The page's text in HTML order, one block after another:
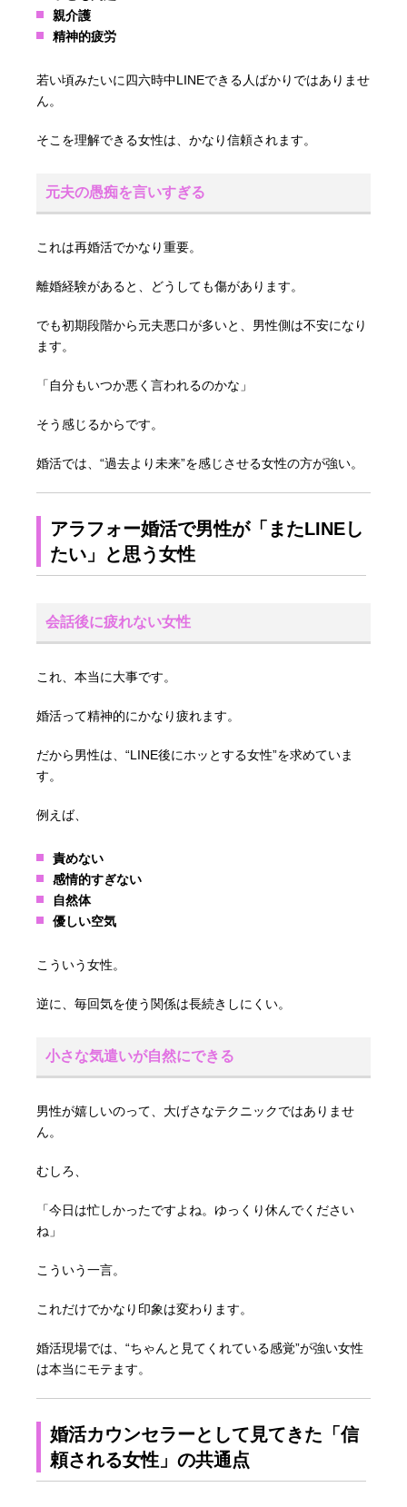
親介護
精神的疲労
若い頃みたいに四六時中LINEできる人ばかりではありませ
ん。
そこを理解できる女性は、かなり信頼されます。
元夫の愚痴を言いすぎる
これは再婚活でかなり重要。
離婚経験があると、どうしても傷があります。
でも初期段階から元夫悪口が多いと、男性側は不安になり
ます。
「自分もいつか悪く言われるのかな」
そう感じるからです。
婚活では、“過去より未来”を感じさせる女性の方が強い。
アラフォー婚活で男性が「またLINEし
たい」と思う女性
会話後に疲れない女性
これ、本当に大事です。
婚活って精神的にかなり疲れます。
だから男性は、“LINE後にホッとする女性”を求めていま
す。
例えば、
責めない
感情的すぎない
自然体
優しい空気
こういう女性。
逆に、毎回気を使う関係は長続きしにくい。
小さな気遣いが自然にできる
男性が嬉しいのって、大げさなテクニックではありませ
ん。
むしろ、
「今日は忙しかったですよね。ゆっくり休んでください
ね」
こういう一言。
これだけでかなり印象は変わります。
婚活現場では、“ちゃんと見てくれている感覚”が強い女性
は本当にモテます。
婚活カウンセラーとして見てきた「信
頼される女性」の共通点